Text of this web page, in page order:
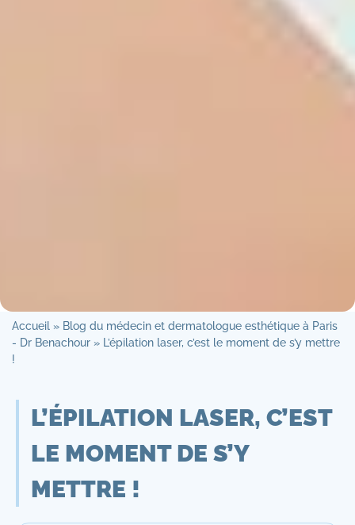
Accueil » Blog du médecin et dermatologue esthétique à Paris
- Dr Benachour »
L’épilation laser, c’est le moment de s’y mettre
!
L’ÉPILATION LASER, C’EST
LE MOMENT DE S’Y
METTRE !